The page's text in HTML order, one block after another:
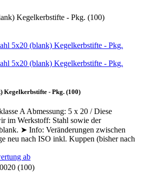
Kegelkerbstifte - Pkg. (100)
Kegelkerbstifte - Pkg. (100)
A Abmessung: 5 x 20 / Diese
im Werkstoff: Stahl sowie der
➤ Info: Veränderungen zwischen
neu nach ISO inkl. Kuppen (bisher nach
ab
(100)